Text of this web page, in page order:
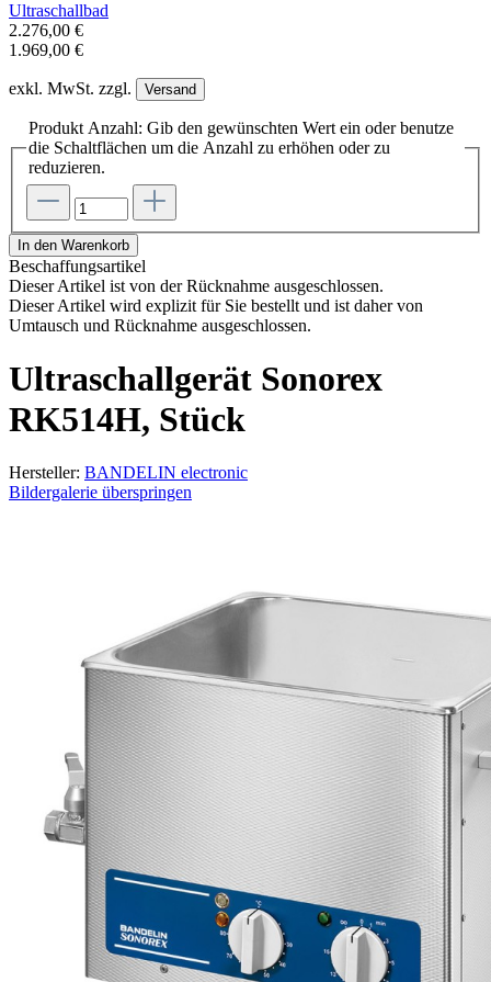
Ultraschallbad
2.276,00 €
1.969,00 €
exkl. MwSt. zzgl. Versand
Produkt Anzahl: Gib den gewünschten Wert ein oder benutze
die Schaltflächen um die Anzahl zu erhöhen oder zu
reduzieren.
In den Warenkorb
Beschaffungsartikel
Dieser Artikel ist von der Rücknahme ausgeschlossen.
Dieser Artikel wird explizit für Sie bestellt und ist daher von
Umtausch und Rücknahme ausgeschlossen.
Ultraschallgerät Sonorex
RK514H, Stück
Hersteller: BANDELIN electronic
Bildergalerie überspringen